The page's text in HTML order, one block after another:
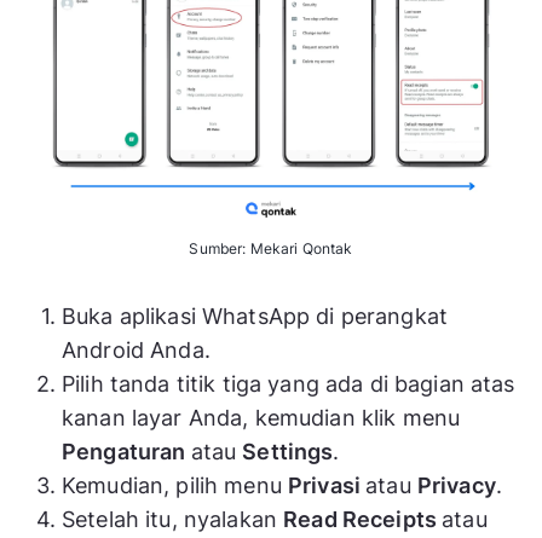
Sumber: Mekari Qontak
Buka aplikasi WhatsApp di perangkat
Android Anda.
Pilih tanda titik tiga yang ada di bagian atas
kanan layar Anda, kemudian klik menu
Pengaturan atau Settings.
Kemudian, pilih menu Privasi atau Privacy.
Setelah itu, nyalakan Read Receipts atau